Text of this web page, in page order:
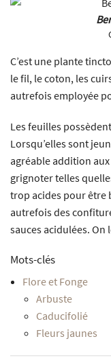
C’est une plante
le fil, le coton, les
autrefois employée
Les feuilles
Lorsqu’elles sont
agréable addition
grignoter telles
trop acides pour être
autrefois des
sauces acidulées.
Mots-clés
Flore et Fonge
Arbuste
Caducifolié
Fleurs jaunes